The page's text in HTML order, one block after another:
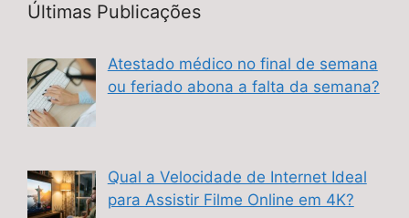
Últimas Publicações
Atestado médico no final de semana
ou feriado abona a falta da semana?
Qual a Velocidade de Internet Ideal
para Assistir Filme Online em 4K?